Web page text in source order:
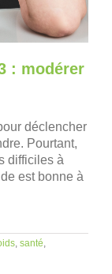
: modérer
déclencher
Pourtant,
difficiles à
est bonne à
, santé,